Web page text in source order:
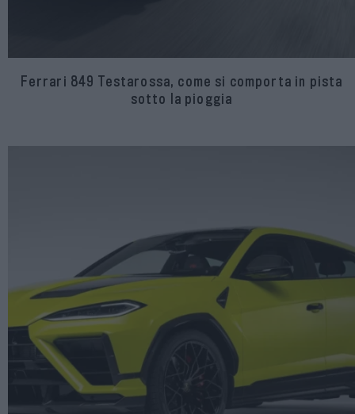
Ferrari 849 Testarossa, come si comporta in pista
sotto la pioggia